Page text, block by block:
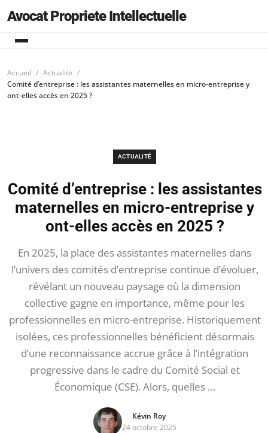
Avocat Propriete Intellectuelle
Accueil
Actualité
Comité d’entreprise : les assistantes maternelles en micro-entreprise y
ont-elles accès en 2025 ?
ACTUALITÉ
Comité d’entreprise : les assistantes
maternelles en micro-entreprise y
ont-elles accès en 2025 ?
En 2025, la place des assistantes maternelles dans
l’univers des comités d’entreprise continue d’évoluer,
révélant un nouveau paysage où la dimension
collective gagne en importance, même pour les
professionnelles en micro-entreprise. Historiquement
isolées, ces professionnelles bénéficient désormais
d’une reconnaissance accrue grâce à l’intégration
progressive dans le cadre du Comité Social et
Économique (CSE). Alors, quelles …
Kévin Roy
24 octobre 2025